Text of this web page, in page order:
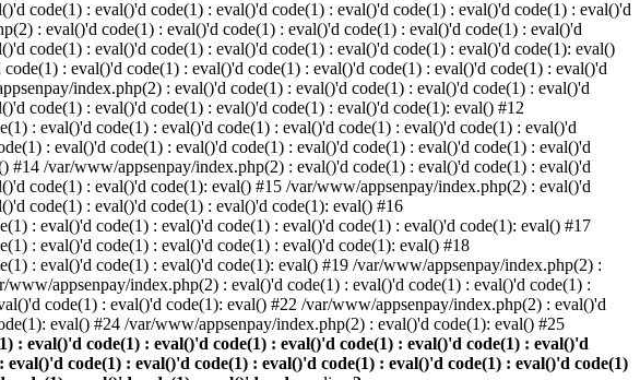
code(1) : eval()'d code(1) : eval()'d code(1) : eval()'d code(1) : eval()'d code(1) : eval()'d
: eval()'d code(1) : eval()'d code(1) : eval()'d code(1) : eval()'d code(1) : eval()'d
code(1) : eval()'d code(1) : eval()'d code(1) : eval()'d code(1) : eval()'d code(1): eval()
: eval()'d code(1) : eval()'d code(1) : eval()'d code(1) : eval()'d code(1) : eval()'d
index.php(2) : eval()'d code(1) : eval()'d code(1) : eval()'d code(1) : eval()'d
code(1) : eval()'d code(1) : eval()'d code(1) : eval()'d code(1): eval() #12
: eval()'d code(1) : eval()'d code(1) : eval()'d code(1) : eval()'d code(1) : eval()'d
: eval()'d code(1) : eval()'d code(1) : eval()'d code(1) : eval()'d code(1) : eval()'d
/var/www/appsenpay/index.php(2) : eval()'d code(1) : eval()'d code(1) : eval()'d
code(1) : eval()'d code(1): eval() #15 /var/www/appsenpay/index.php(2) : eval()'d
code(1) : eval()'d code(1) : eval()'d code(1): eval() #16
: eval()'d code(1) : eval()'d code(1) : eval()'d code(1) : eval()'d code(1): eval() #17
: eval()'d code(1) : eval()'d code(1) : eval()'d code(1): eval() #18
: eval()'d code(1) : eval()'d code(1): eval() #19 /var/www/appsenpay/index.php(2) :
appsenpay/index.php(2) : eval()'d code(1) : eval()'d code(1) : eval()'d code(1) :
code(1) : eval()'d code(1): eval() #22 /var/www/appsenpay/index.php(2) : eval()'d
eval() #24 /var/www/appsenpay/index.php(2) : eval()'d code(1): eval() #25
: eval()'d code(1) : eval()'d code(1) : eval()'d code(1) : eval()'d code(1) : eval()'d
code(1) : eval()'d code(1) : eval()'d code(1) : eval()'d code(1) : eval()'d code(1)